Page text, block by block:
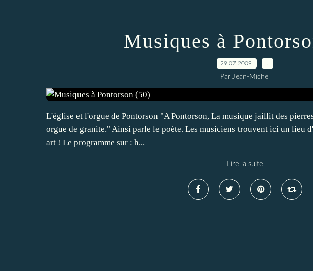
Musiques à
29.07.2009
Par Jean-Michel
L'église et l'orgue de Pontorson "A Pontorson, La musique jaillit des
orgue de granite." Ainsi parle le poète. Les musiciens trouvent ici un lieu
art ! Le programme sur : h...
Lire la suite